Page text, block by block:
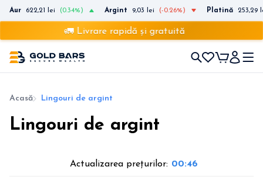
Aur 622,21 lei (0.34%) Argint 9,03 lei (-0.26%) Platină 253,29
🚛 Livrare rapidă și gratuită
Acasă Lingouri de argint
Lingouri de argint
Actualizarea prețurilor: 00:45